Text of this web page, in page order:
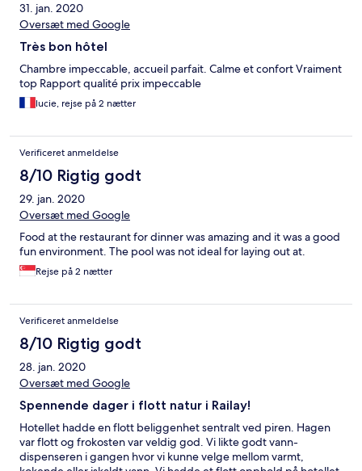
31. jan. 2020
Oversæt med Google
Très bon hôtel
Chambre impeccable, accueil parfait. Calme et confort Vraiment
top Rapport qualité prix impeccable
lucie, rejse på 2 nætter
Verificeret anmeldelse
8/10 Rigtig godt
29. jan. 2020
Oversæt med Google
Food at the restaurant for dinner was amazing and it was a good
fun environment. The pool was not ideal for laying out at.
Rejse på 2 nætter
Verificeret anmeldelse
8/10 Rigtig godt
28. jan. 2020
Oversæt med Google
Spennende dager i flott natur i Railay!
Hotellet hadde en flott beliggenhet sentralt ved piren. Hagen
var flott og frokosten var veldig god. Vi likte godt vann-
dispenseren i gangen hvor vi kunne velge mellom varmt,